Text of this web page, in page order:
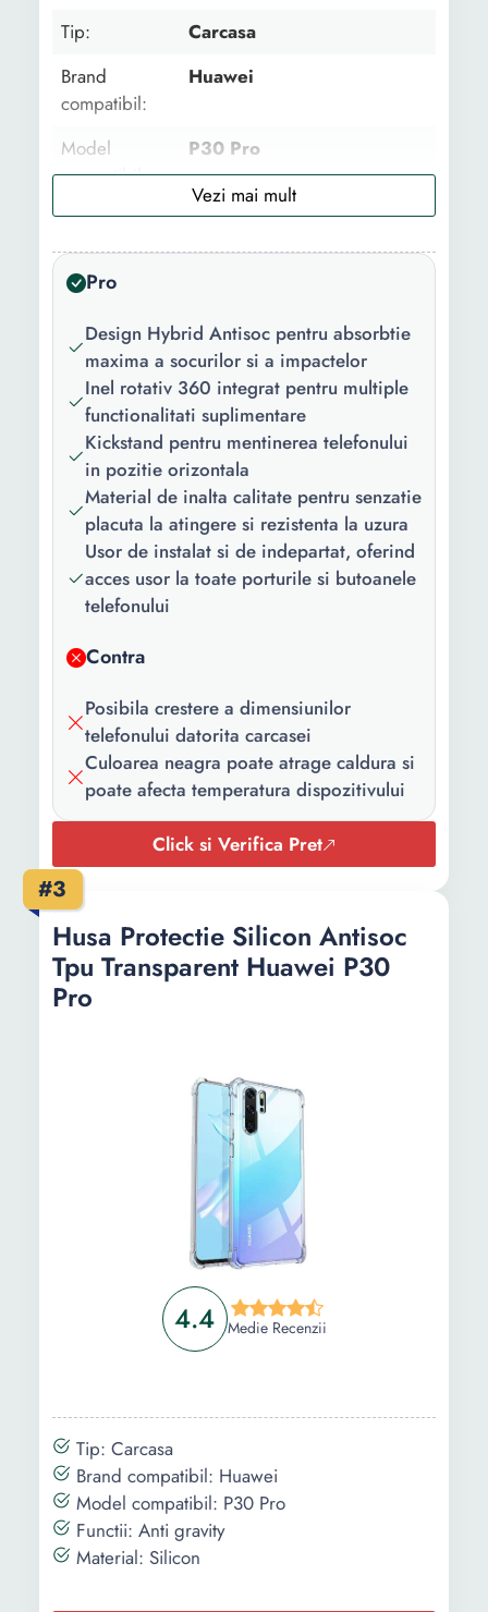
Tip:
Carcasa
Brand
compatibil:
Huawei
Model
compatibil:
P30 Pro
Functii:
Rezistent la socuri Anti
amprenta Rezistent la praf
Material:
Policarbonat
Culoare:
Transparent Negru
Continut
pachet:
- 1 Carcasa
Pro
Design Hybrid Antisoc pentru absorbtie
maxima a socurilor si a impactelor
Inel rotativ 360 integrat pentru multiple
functionalitati suplimentare
Kickstand pentru mentinerea telefonului
in pozitie orizontala
Material de inalta calitate pentru senzatie
placuta la atingere si rezistenta la uzura
Usor de instalat si de indepartat, oferind
acces usor la toate porturile si butoanele
telefonului
Contra
Posibila crestere a dimensiunilor
telefonului datorita carcasei
Culoarea neagra poate atrage caldura si
poate afecta temperatura dispozitivului
Click si Verifica Pret
#3
4.4 Medie Recenzii
Husa Protectie Silicon Antisoc
Tpu Transparent Huawei P30
Pro
Tip: Carcasa
Brand compatibil: Huawei
Model compatibil: P30 Pro
Functii: Anti gravity
Material: Silicon